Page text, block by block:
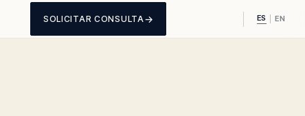
SOLICITAR CONSULTA→ ES EN